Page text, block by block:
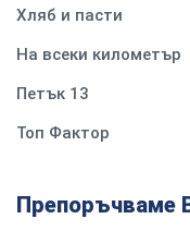
Хляб и пасти
На всеки километър
Петък 13
Топ Фактор
Препоръчваме